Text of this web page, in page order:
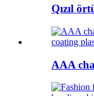
Qızıl
AAA